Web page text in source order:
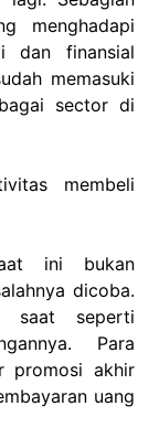
menghadapi
dan finansial
memasuki
sector di
membeli
ini bukan
dicoba.
saat seperti
Para
promosi akhir
uang